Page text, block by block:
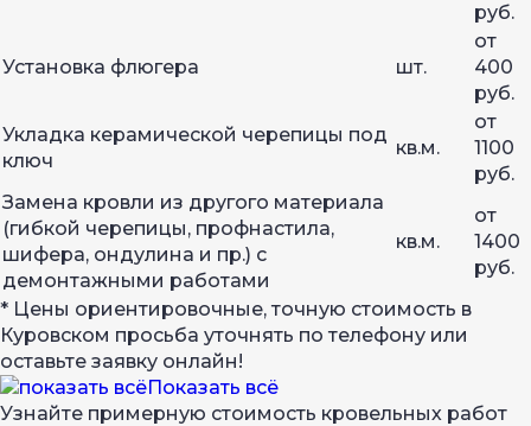
руб.
Установка флюгера шт.
от
400
руб.
Укладка керамической черепицы под
ключ
кв.м.
от
1100
руб.
Замена кровли из другого материала
(гибкой черепицы, профнастила,
шифера, ондулина и пр.) с
демонтажными работами
кв.м.
от
1400
руб.
* Цены ориентировочные, точную стоимость в
Куровском просьба уточнять по телефону или
оставьте заявку онлайн!
Показать всё
Узнайте примерную стоимость кровельных работ